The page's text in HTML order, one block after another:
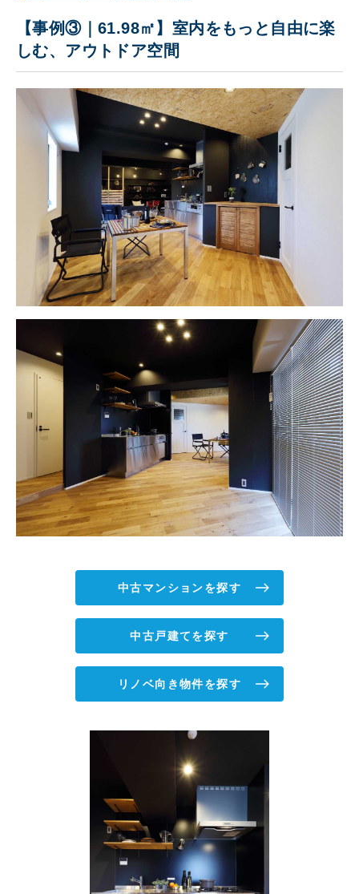
【事例③｜61.98㎡】室内をもっと自由に楽
しむ、アウトドア空間
中古マンションを探す
中古戸建てを探す
リノベ向き物件を探す